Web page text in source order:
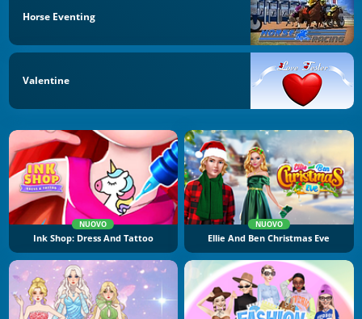
Horse Eventing
Valentine
NUOVO
Ink Shop: Dress And Tattoo
NUOVO
Ellie And Ben Christmas Eve